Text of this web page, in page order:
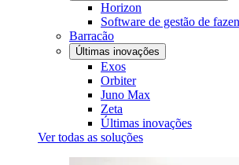
Horizon
Software de gestão de
Barracão
Últimas inovações
Exos
Orbiter
Juno Max
Zeta
Últimas inovações
Ver todas as soluções